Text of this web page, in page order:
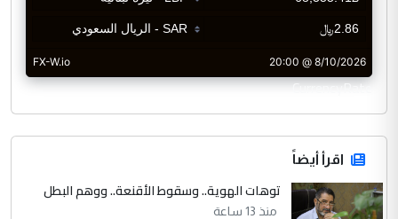
CurrencyRate
اقرأ أيضاً
توهات الهوية.. وسقوط الأقنعة.. ووهم البطل
منذ 13 ساعة